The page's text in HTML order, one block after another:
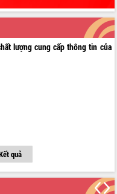
lượng cung cấp thông tin của
quả